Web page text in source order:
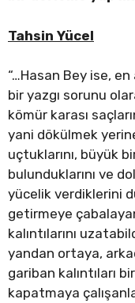
Tahsin Yücel
“…Hasan Bey ise,
bir yazgı sorunu
kömür karası
yani dökülmek
uçtuklarını, büyük
bulunduklarını ve
yücelik verdiklerini
getirmeye
kalıntılarını
yandan ortaya,
gariban kalıntıları
kapatmaya